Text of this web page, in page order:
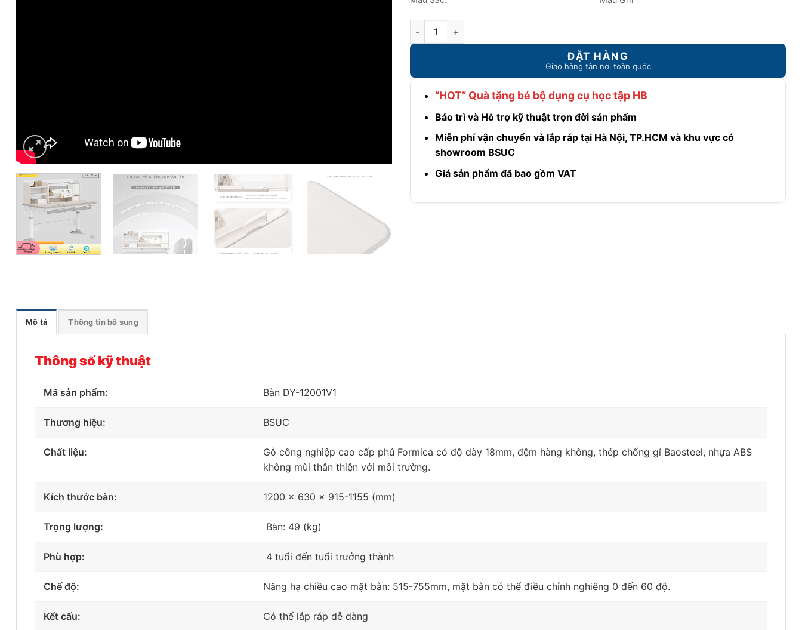
Bàn học thông minh 1m2 model DY-12001V1 số lượng
“HOT” Quà tặng bé bộ dụng cụ học tập HB
Bảo trì và Hỗ trợ kỹ thuật trọn đời sản phẩm
Miễn phí vận chuyển và lắp ráp tại Hà Nội, TP.HCM và khu vực có
showroom BSUC
Giá sản phẩm đã bao gồm VAT
Mô tả Thông tin bổ sung
Thông số kỹ thuật
Mã sản phẩm: Bàn DY-12001V1
Thương hiệu: BSUC
Chất liệu:
Gỗ công nghiệp cao cấp phủ Formica có độ dày 18mm, đệm hàng không, thép chống gỉ Baosteel, nhựa ABS
không mùi thân thiện với môi trường.
Kích thước bàn: 1200 x 630 x 915-1155 (mm)
Trọng lượng: Bàn: 49 (kg)
Phù hợp: 4 tuổi đến tuổi trưởng thành
Chế độ: Nâng hạ chiều cao mặt bàn: 515-755mm, mặt bàn có thể điều chỉnh nghiêng 0 đến 60 độ.
Kết cấu: Có thể lắp ráp dễ dàng